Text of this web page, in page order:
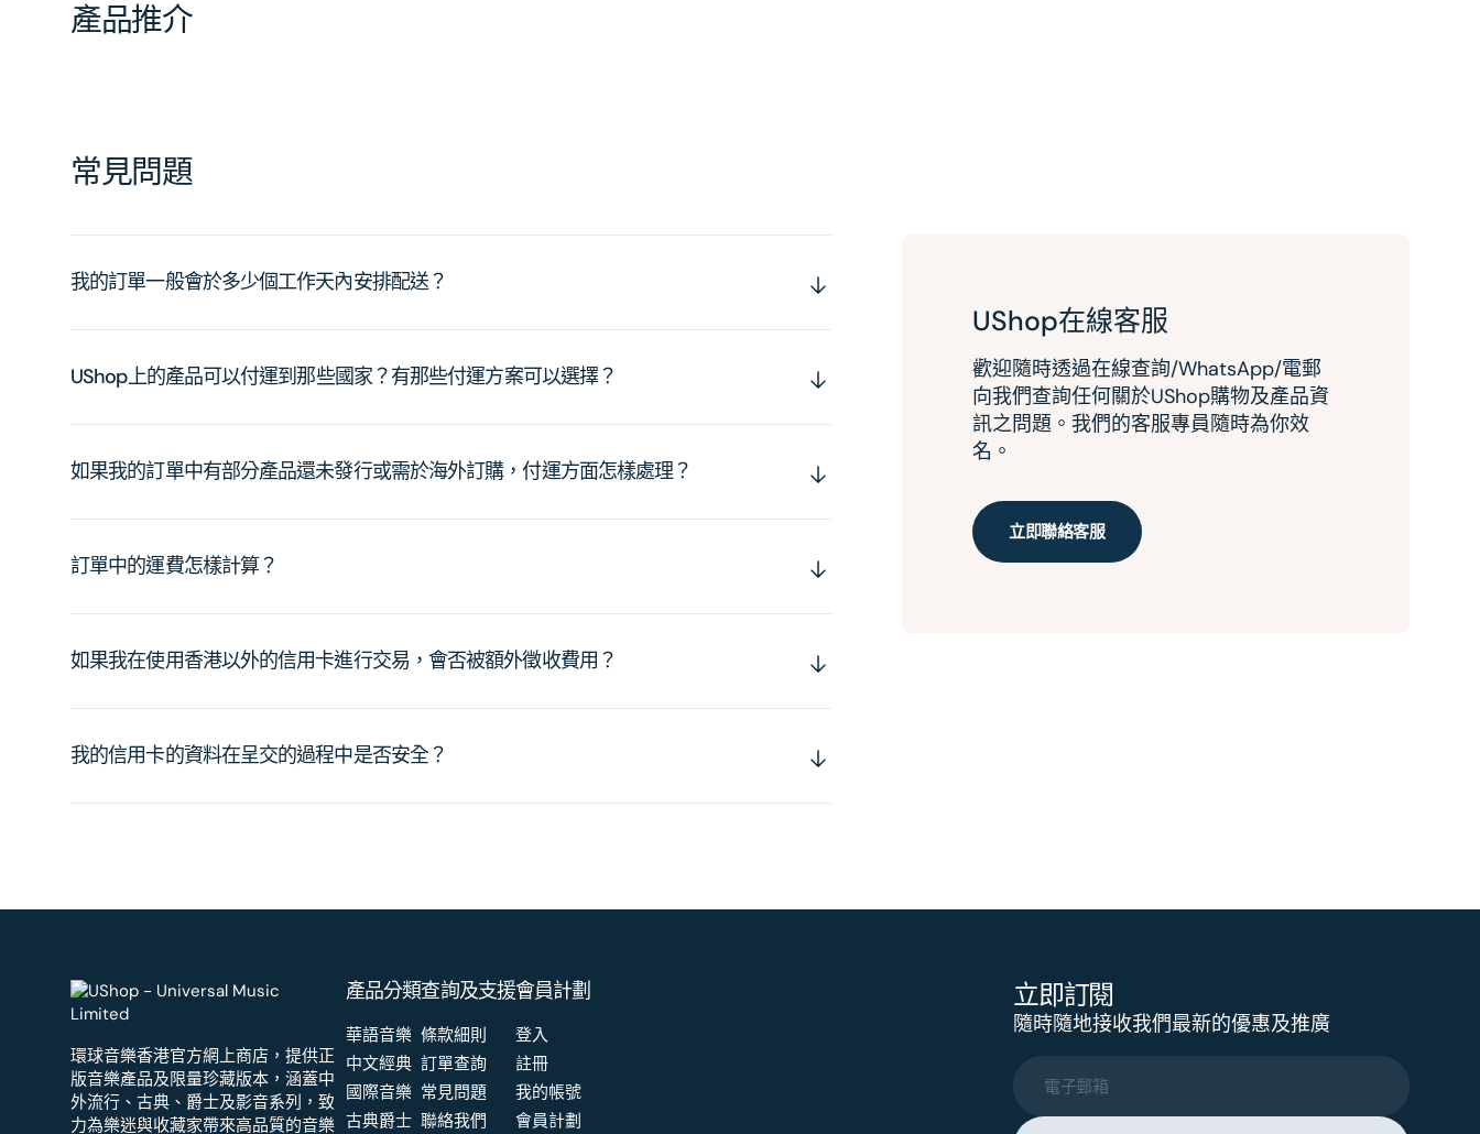
產品推介
常見問題
我的訂單一般會於多少個工作天內安排配送？
UShop上的產品可以付運到那些國家？有那些付運方案可以選擇？
如果我的訂單中有部分產品還未發行或需於海外訂購，付運方面怎樣處理？
訂單中的運費怎樣計算？
如果我在使用香港以外的信用卡進行交易，會否被額外徵收費用？
我的信用卡的資料在呈交的過程中是否安全？
UShop在線客服
歡迎隨時透過在線查詢/WhatsApp/電郵
向我們查詢任何關於UShop購物及產品資
訊之問題。我們的客服專員隨時為你效
名。
立即聯絡客服
環球音樂香港官方網上商店，提供正
版音樂產品及限量珍藏版本，涵蓋中
外流行、古典、爵士及影音系列，致
力為樂迷與收藏家帶來高品質的音樂
產品分類
華語音樂
中文經典
國際音樂
古典爵士
查詢及支援
條款細則
訂單查詢
常見問題
聯絡我們
會員計劃
登入
註冊
我的帳號
會員計劃
立即訂閱
隨時隨地接收我們最新的優惠及推廣
電子郵箱